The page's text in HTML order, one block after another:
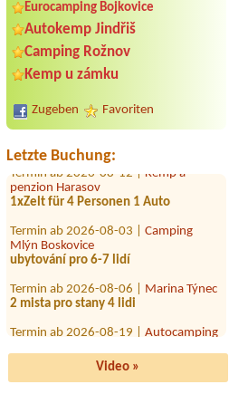
Eurocamping Bojkovice
Autokemp Jindřiš
Camping Rožnov
Kemp u zámku
Zugeben Favoriten
Letzte Buchung:
Termin ab 2026-08-05 |
středisko LESÁK
1x 6L bungalov - 2 dospělí, 5 dětí, z
toho 1 dítě 2 roky
osada Slunečnice
Apartmán - Hlad 2 dospělý + 1 dítě
Termin ab 2026-08-12 |
penzion Harasov
1xZelt für 4 Personen 1 Auto
Termin ab 2026-08-03 |Camping
ubytování pro 6-7 lidí
Termin ab 2026-08-06 |
Termin ab 2026-08-19 |
Termin ab 2026-08-05 |Stellplatz
Video »
4L Chata Reneta I